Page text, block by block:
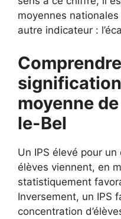
moyennes nationales
autre indicateur :
moyenne
le-Bel
Un IPS élevé pour
élèves viennent, en
statistiquement
Inversement, un IPS
concentration